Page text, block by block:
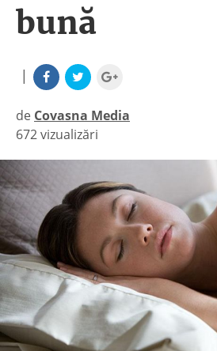
bună
|
de Covasna Media
|
672 vizualizări